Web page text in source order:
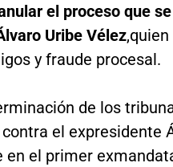
el proceso que
Uribe Vélez,
y fraude procesal.
de los
el expresidente
en el primer